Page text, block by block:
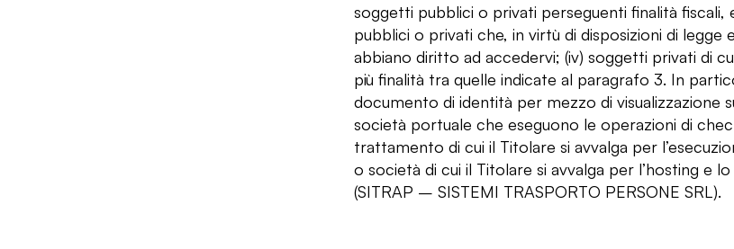
soggetti pubblici o privati perseguenti finalità fiscali,
pubblici o privati che, in virtù di disposizioni di
abbiano diritto ad accedervi; (iv) soggetti privati di
più finalità tra quelle indicate al paragrafo 3. In
documento di identità per mezzo di visualizzazione
società portuale che eseguono le operazioni di
trattamento di cui il Titolare si avvalga per
o società di cui il Titolare si avvalga per l’hosting e
(SITRAP – SISTEMI TRASPORTO PERSONE SRL).